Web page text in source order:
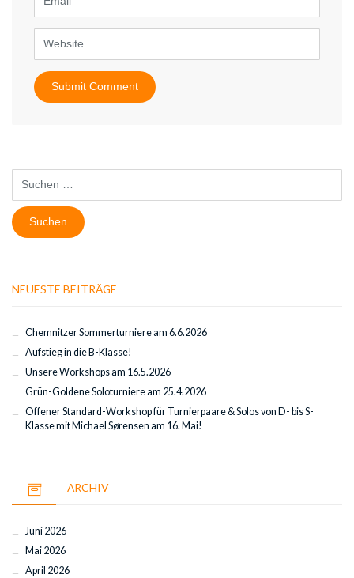
nach:
NEUESTE BEITRÄGE
Chemnitzer Sommerturniere am 6.6.2026
Aufstieg in die B-Klasse!
Unsere Workshops am 16.5.2026
Grün-Goldene Soloturniere am 25.4.2026
Offener Standard-Workshop für Turnierpaare & Solos von D- bis S-
Klasse mit Michael Sørensen am 16. Mai!
ARCHIV
Juni 2026
Mai 2026
April 2026